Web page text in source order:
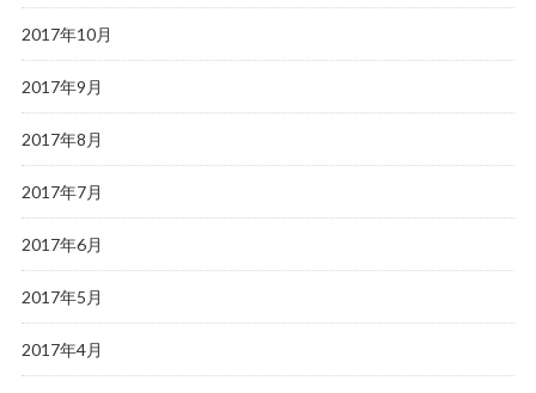
2017年10月
2017年9月
2017年8月
2017年7月
2017年6月
2017年5月
2017年4月